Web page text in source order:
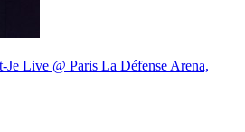
Live @ Paris La Défense Arena,